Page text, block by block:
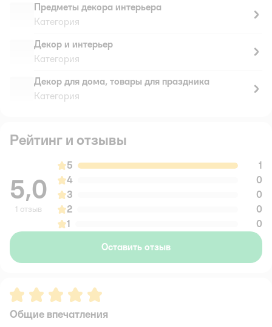
Предметы декора интерьера
Категория
Декор и интерьер
Категория
Декор для дома, товары для праздника
Категория
Рейтинг и отзывы
5,0
1 отзыв
5
1
4
0
3
0
2
0
1
0
Оставить отзыв
Рейтинг:5
Общие впечатления